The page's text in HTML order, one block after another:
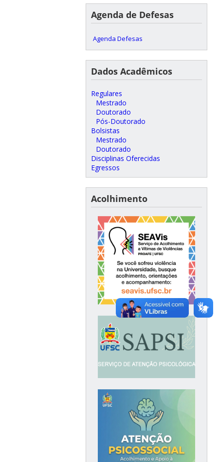
Agenda de Defesas
Agenda Defesas
Dados Acadêmicos
Regulares
Mestrado
Doutorado
Pós-Doutorado
Bolsistas
Mestrado
Doutorado
Disciplinas Oferecidas
Egressos
Acolhimento